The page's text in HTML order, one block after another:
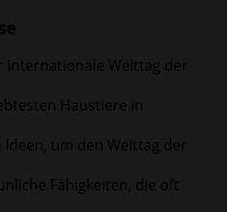
internationale Welttag der
Haustiere in
Ideen, um den Welttag der
Fähigkeiten, die oft